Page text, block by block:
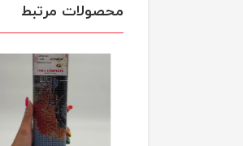
محصولات مرتبط